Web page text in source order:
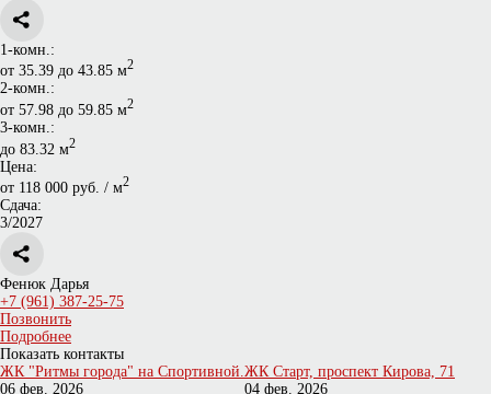
1-комн.:
от 35.39 до 43.85 м2
2-комн.:
от 57.98 до 59.85 м2
3-комн.:
до 83.32 м2
Цена:
от 118 000 руб. / м2
Сдача:
3/2027
Фенюк Дарья
+7 (961) 387-25-75
Позвонить
Подробнее
Показать контакты
ЖК "Ритмы города" на Спортивной.
06 фев. 2026
ЖК Старт, проспект Кирова, 71
04 фев. 2026